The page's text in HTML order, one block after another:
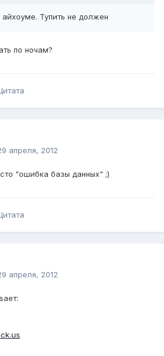
Тупить не должен
по ночам?
апреля, 2012
"ошибка базы данных" ;)
апреля, 2012